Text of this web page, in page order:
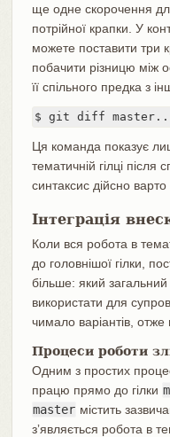
ще одне скорочення
потрійної крапки. У
можете поставити три
побачити різницю між
її спільного предка з
$ git diff
Ця команда показує
тематичній гілці
синтаксис дійсно варто
Інтеграція
Коли вся робота в
до головнішої гілки,
більше: який
використати для
чимало варіантів,
Процеси роботи
Одним з простих
працю прямо до гілки
master містить
зʼявляється робота в